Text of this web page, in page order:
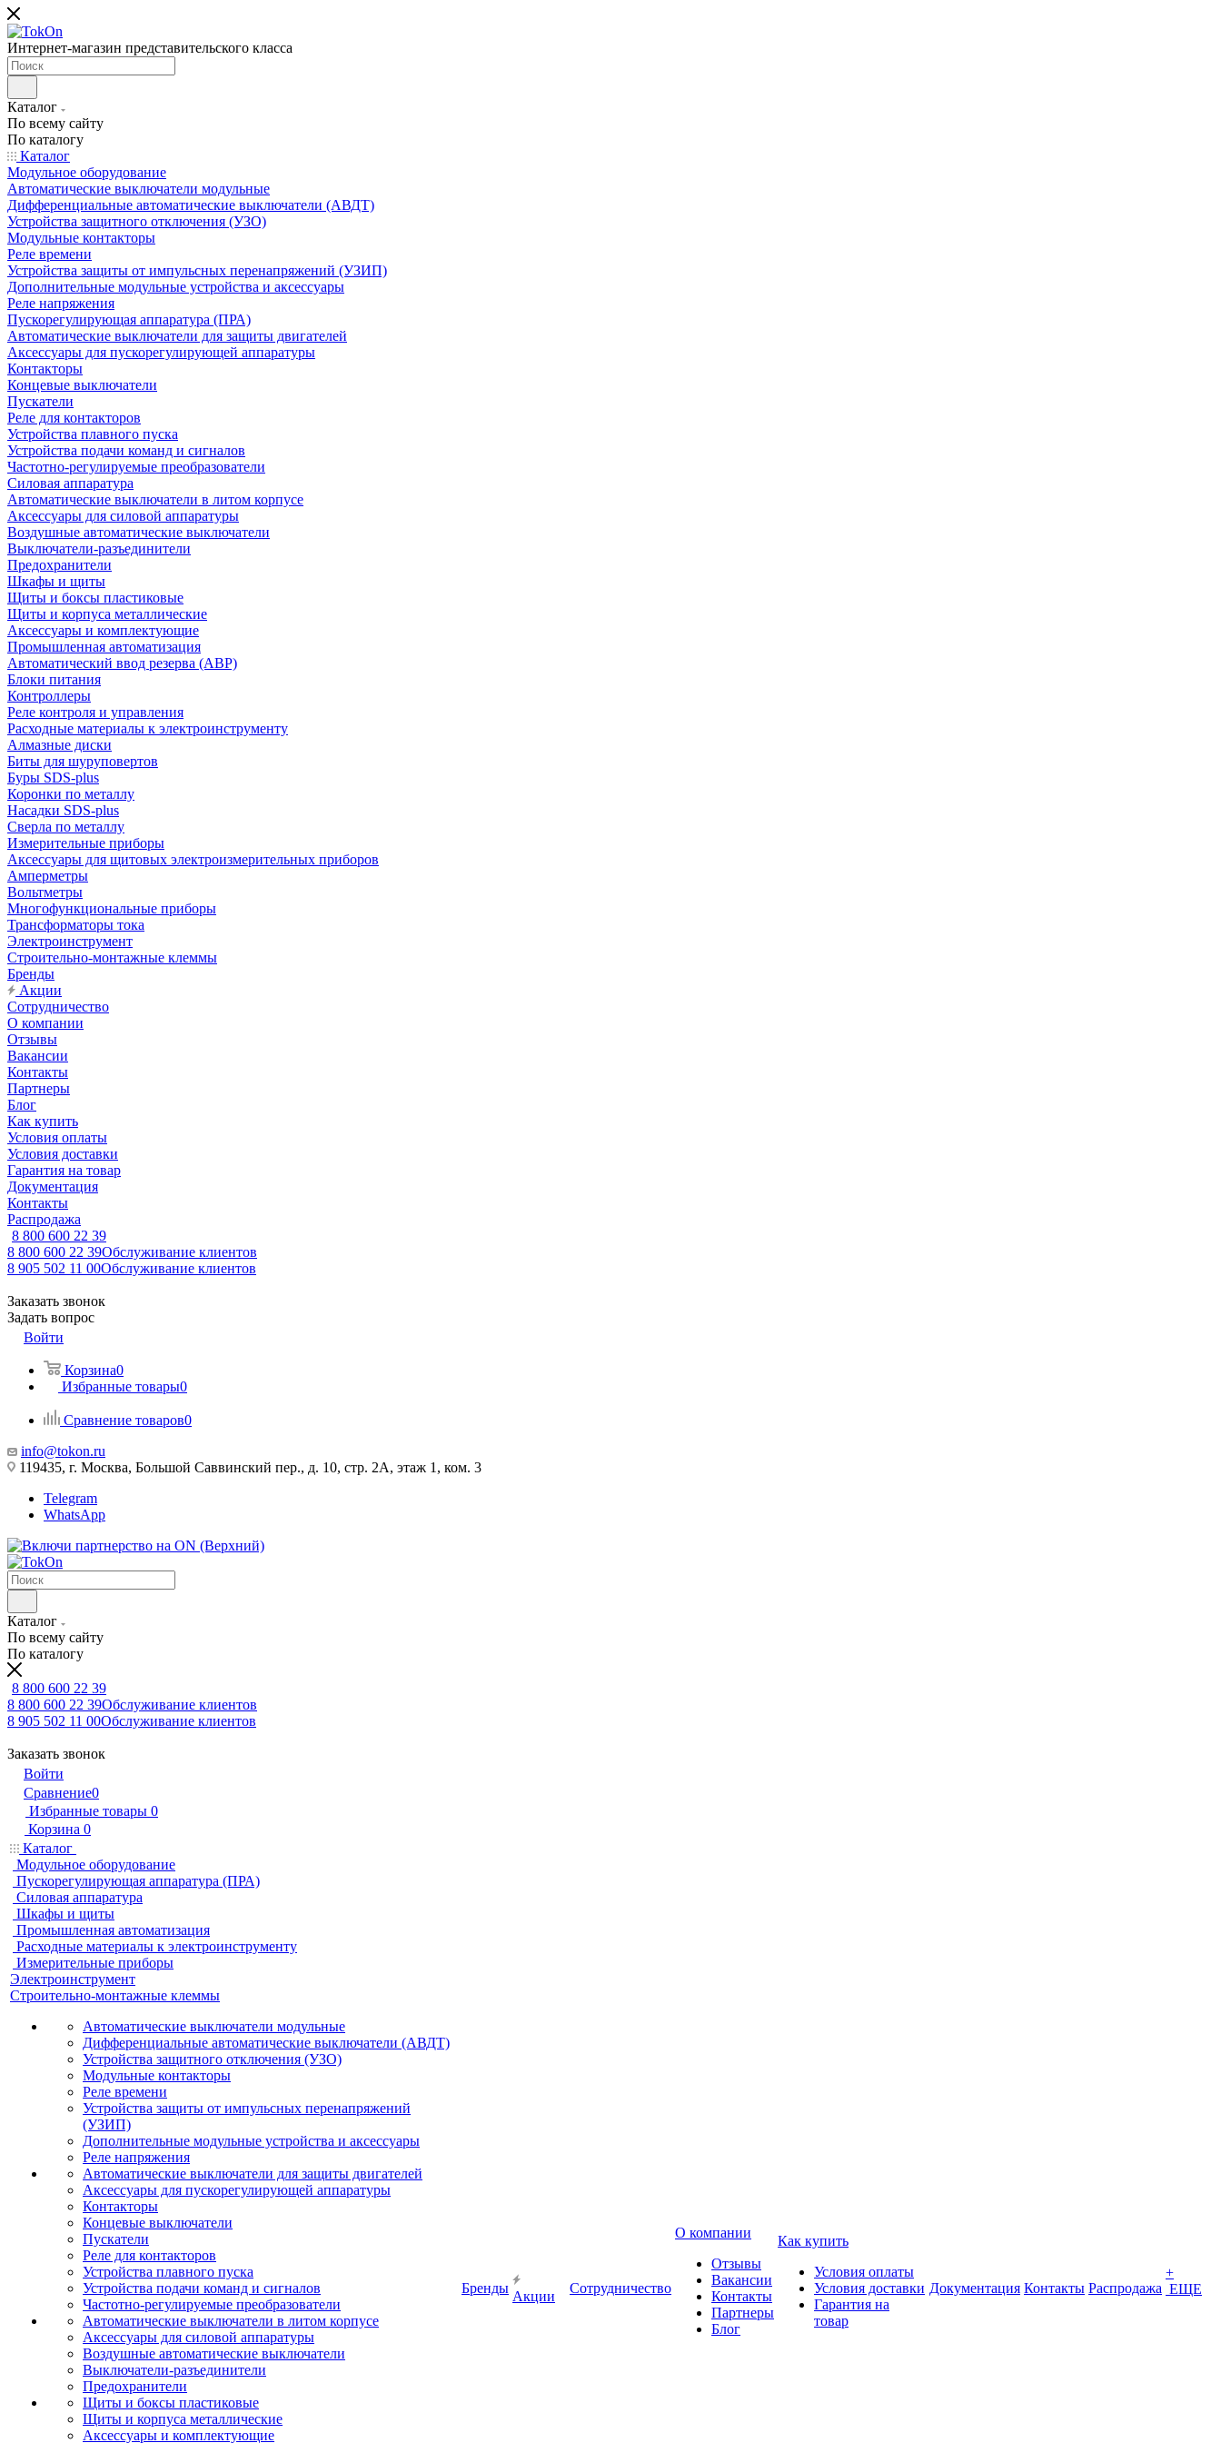
Интернет-магазин представительского класса
Каталог
По всему сайту
По каталогу
Каталог
Модульное оборудование
Автоматические выключатели модульные
Дифференциальные автоматические выключатели (АВДТ)
Устройства защитного отключения (УЗО)
Модульные контакторы
Реле времени
Устройства защиты от импульсных перенапряжений (УЗИП)
Дополнительные модульные устройства и аксессуары
Реле напряжения
Пускорегулирующая аппаратура (ПРА)
Автоматические выключатели для защиты двигателей
Аксессуары для пускорегулирующей аппаратуры
Контакторы
Концевые выключатели
Пускатели
Реле для контакторов
Устройства плавного пуска
Устройства подачи команд и сигналов
Частотно-регулируемые преобразователи
Силовая аппаратура
Автоматические выключатели в литом корпусе
Аксессуары для силовой аппаратуры
Воздушные автоматические выключатели
Выключатели-разъединители
Предохранители
Шкафы и щиты
Щиты и боксы пластиковые
Щиты и корпуса металлические
Аксессуары и комплектующие
Промышленная автоматизация
Автоматический ввод резерва (АВР)
Блоки питания
Контроллеры
Реле контроля и управления
Расходные материалы к электроинструменту
Алмазные диски
Биты для шуруповертов
Буры SDS-plus
Коронки по металлу
Насадки SDS-plus
Сверла по металлу
Измерительные приборы
Аксессуары для щитовых электроизмерительных приборов
Амперметры
Вольтметры
Многофункциональные приборы
Трансформаторы тока
Электроинструмент
Строительно-монтажные клеммы
Бренды
Акции
Сотрудничество
О компании
Отзывы
Вакансии
Контакты
Партнеры
Блог
Как купить
Условия оплаты
Условия доставки
Гарантия на товар
Документация
Контакты
Распродажа
8 800 600 22 39
8 800 600 22 39Обслуживание клиентов
8 905 502 11 00Обслуживание клиентов
Заказать звонок
Задать вопрос
Войти
Корзина0
Избранные товары0
Сравнение товаров0
info@tokon.ru
119435, г. Москва, Большой Саввинский пер., д. 10, стр. 2А, этаж 1, ком. 3
Telegram
WhatsApp
Каталог
По всему сайту
По каталогу
8 800 600 22 39
8 800 600 22 39Обслуживание клиентов
8 905 502 11 00Обслуживание клиентов
Заказать звонок
Войти
Сравнение0
Избранные товары 0
Корзина 0
Каталог
Модульное оборудование
Пускорегулирующая аппаратура (ПРА)
Силовая аппаратура
Шкафы и щиты
Промышленная автоматизация
Расходные материалы к электроинструменту
Измерительные приборы
Электроинструмент
Строительно-монтажные клеммы
Автоматические выключатели модульные
Дифференциальные автоматические выключатели (АВДТ)
Устройства защитного отключения (УЗО)
Модульные контакторы
Реле времени
Устройства защиты от импульсных перенапряжений
(УЗИП)
Дополнительные модульные устройства и аксессуары
Реле напряжения
Автоматические выключатели для защиты двигателей
Аксессуары для пускорегулирующей аппаратуры
Контакторы
Концевые выключатели
Пускатели
Реле для контакторов
Устройства плавного пуска
Устройства подачи команд и сигналов
Частотно-регулируемые преобразователи
Автоматические выключатели в литом корпусе
Аксессуары для силовой аппаратуры
Воздушные автоматические выключатели
Выключатели-разъединители
Предохранители
Щиты и боксы пластиковые
Щиты и корпуса металлические
Аксессуары и комплектующие
Бренды
Акции
Сотрудничество
О компании
Отзывы
Вакансии
Контакты
Партнеры
Блог
Как купить
Условия оплаты
Условия доставки
Гарантия на
товар
Документация Контакты Распродажа
+
ЕЩЕ